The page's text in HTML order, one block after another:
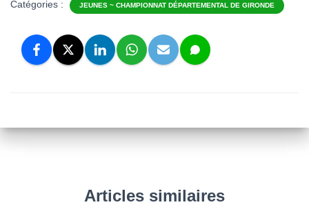
Catégories : JEUNES ~ CHAMPIONNAT DÉPARTEMENTAL DE GIRONDE
Articles similaires